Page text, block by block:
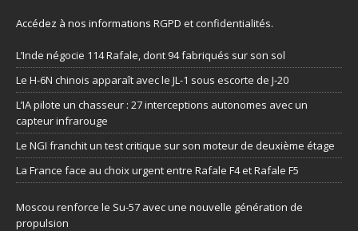
Accédez à nos informations RGPD et confidentialités.
L’Inde négocie 114 Rafale, dont 94 fabriqués sur son sol
Le H-6N chinois apparaît avec le JL-1 sous escorte de J-20
L’IA pilote un chasseur : 27 interceptions autonomes avec un
capteur infrarouge
Le NGI franchit un test critique sur son moteur de deuxième étage
La France face au choix urgent entre Rafale F4 et Rafale F5
Moscou renforce le Su-57 avec une nouvelle génération de
propulsion